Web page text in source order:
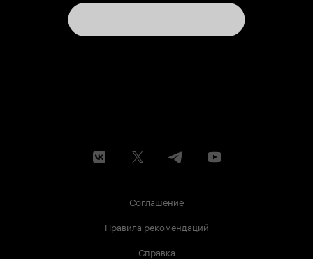
Соглашение
Правила рекомендаций
Справка